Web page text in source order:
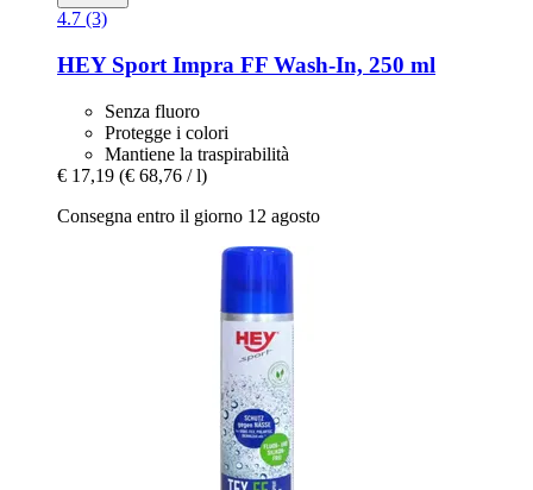
4.7 (3)
HEY Sport Impra FF Wash-​In, 250 ml
Senza fluoro
Protegge i colori
Mantiene la traspirabilità
€ 17,19 (€ 68,76 / l)
Consegna entro il giorno 12 agosto